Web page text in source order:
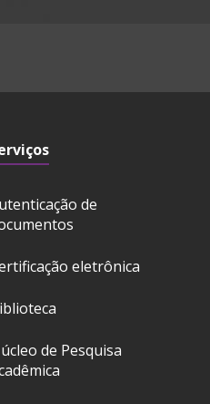
de
eletrônica
de Pesquisa